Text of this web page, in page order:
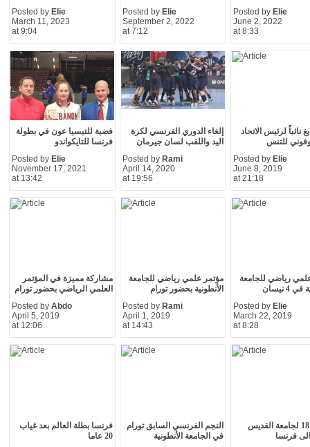
Posted by Elie
March 11, 2023
at 9:04
Posted by Elie
September 2, 2022
at 7:12
Posted by Elie
June 2, 2022
at 8:33
فضية للتيسيا عون في بطولة
فرنسا للتايكواندو
Posted by Elie
November 17, 2021
at 13:42
إلغاء الدوري الفرنسي لكرة
اليد واللقب لسان جيرمان
Posted by Rami
April 14, 2020
at 19:56
نائباً لرئيس الاتحاد
للتنس
Posted by Elie
June 8, 2019
at 21:18
مشاركة مميزة في المؤتمر
العلمي الرياضي بحضور تورام
Posted by Abdo
April 5, 2019
at 12:06
مؤتمر علمي رياضي للجامعة
الأنطونية بحضور تورام
Posted by Rami
April 1, 2019
at 14:43
رياضي للجامعة
4 نيسان
Posted by Elie
March 22, 2019
at 8:28
فرنسا بطلة العالم بعد غياب
20 عاما
النجم الفرنسي السابق تورام
في الجامعة الأنطونية
نادي 1875 لجامعة القديس
فرنسا